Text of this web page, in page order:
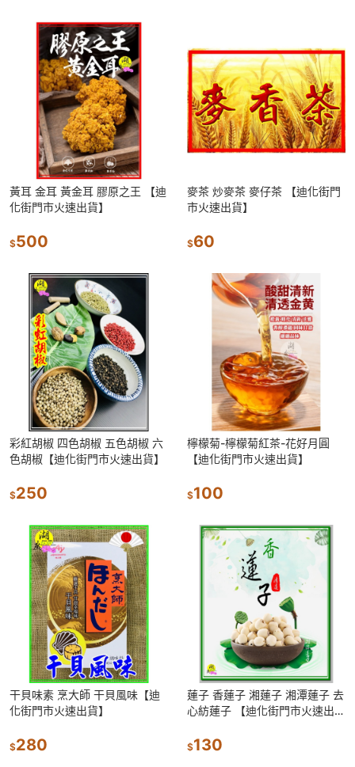
黃耳 金耳 黃金耳 膠原之王 【迪
化街門市火速出貨】
$500
麥茶 炒麥茶 麥仔茶 【迪化街門
市火速出貨】
$60
彩紅胡椒 四色胡椒 五色胡椒 六
色胡椒【迪化街門市火速出貨】
$250
檸檬菊-檸檬菊紅茶-花好月圓
【迪化街門市火速出貨】
$100
干貝味素 烹大師 干貝風味【迪
化街門市火速出貨】
$280
蓮子 香蓮子 湘蓮子 湘潭蓮子 去
心紡蓮子 【迪化街門市火速出
$130